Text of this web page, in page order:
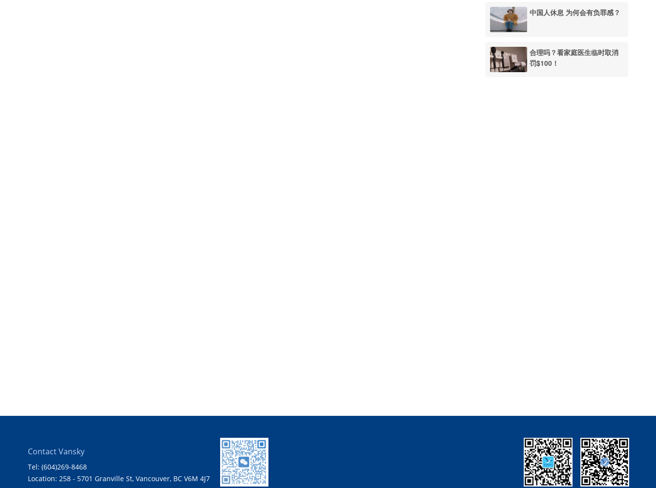
中国人休息 为何会有负罪感？
合理吗？看家庭医生临时取消
罚$100！
Contact Vansky
Tel: (604)269-8468
Location: 258 - 5701 Granville St, Vancouver, BC V6M 4J7